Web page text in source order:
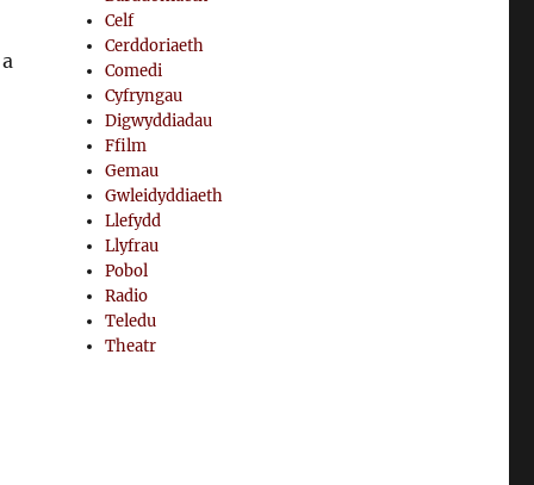
Celf
Cerddoriaeth
Comedi
Cyfryngau
Digwyddiadau
Ffilm
Gemau
Gwleidyddiaeth
Llefydd
Llyfrau
Pobol
Radio
Teledu
Theatr